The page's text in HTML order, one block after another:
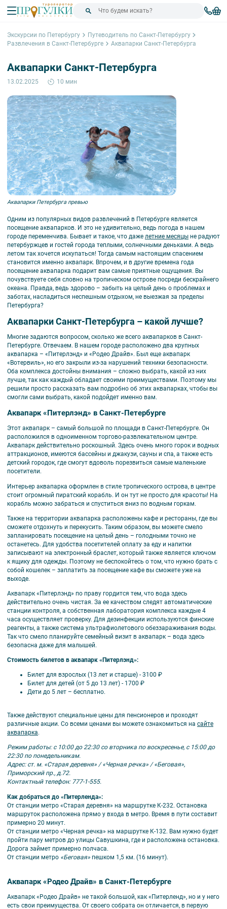
Экскурсии по Петербургу
Путеводитель по Санкт-Петербургу
Развлечения в Санкт-Петербурге
Аквапарки Санкт-Петербурга
Аквапарки Санкт-Петербурга
13.02.2025 10 мин
Аквапарки Петербурга превью
Одним из популярных видов развлечений в Петербурге является
посещение аквапарков. И это не удивительно, ведь погода в нашем
городе переменчива. Бывает и такое, что даже летние месяцы не радуют
петербуржцев и гостей города теплыми, солнечными деньками. А ведь
летом так хочется искупаться! Тогда самым настоящим спасением
становится именно аквапарк. Впрочем, и в другие времена года
посещение аквапарка подарит вам самые приятные ощущения. Вы
почувствуете себя словно на тропическом острове посреди бескрайнего
океана. Правда, ведь здорово – забыть на целый день о проблемах и
заботах, насладиться неспешным отдыхом, не выезжая за пределы
Петербурга?
Аквапарки Санкт-Петербурга – какой лучше?
Многие задаются вопросом, сколько же всего аквапарков в Санкт-
Петербурге. Отвечаем. В нашем городе расположено два крупных
аквапарка – «Питерлэнд» и «Родео Драйв». Был еще аквапарк
«Вотервиль», но его закрыли из-за нарушений техники безопасности.
Оба комплекса достойны внимания – сложно выбрать, какой из них
лучше, так как каждый обладает своими преимуществами. Поэтому мы
решили просто рассказать вам подробно об этих аквапарках, чтобы вы
смогли сами выбрать, какой подойдет именно вам.
Аквапарк «Питерлэнд» в Санкт-Петербурге
Этот аквапарк – самый большой по площади в Санкт-Петербурге. Он
расположился в одноименном торгово-развлекательном центре.
Аквапарк действительно роскошный. Здесь очень много горок и водных
аттракционов, имеются бассейны и джакузи, сауны и спа, а также есть
детский городок, где смогут вдоволь порезвиться самые маленькие
посетители.
Интерьер аквапарка оформлен в стиле тропического острова, в центре
стоит огромный пиратский корабль. И он тут не просто для красоты! На
корабль можно забраться и спуститься вниз по водным горкам.
Также на территории аквапарка расположены кафе и рестораны, где вы
сможете отдохнуть и перекусить. Таким образом, вы можете смело
запланировать посещение на целый день – голодными точно не
останетесь. Для удобства посетителей оплату за еду и напитки
записывают на электронный браслет, который также является ключом
к ящику для одежды. Поэтому не беспокойтесь о том, что нужно брать с
собой кошелек – заплатить за посещение кафе вы сможете уже на
выходе.
Аквапарк «Питерлэнд» по праву гордится тем, что вода здесь
действительно очень чистая. За ее качеством следят автоматические
станции контроля, а собственная лаборатория комплекса каждые 4
часа осуществляет проверку. Для дезинфекции используются финские
реагенты, а также система ультрафиолетового обеззараживания воды.
Так что смело планируйте семейный визит в аквапарк – вода здесь
безопасна даже для малышей.
Стоимость билетов в аквапарк «Питерлэнд»:
Билет для взрослых (13 лет и старше) - 3100 ₽
Билет для детей (от 5 до 13 лет) - 1700 ₽
Дети до 5 лет – бесплатно.
Также действуют специальные цены для пенсионеров и проходят
различные акции. Со всеми ценами вы можете ознакомиться на сайте
аквапарка.
Режим работы: с 10:00 до 22:30 со вторника по воскресенье, с 15:00 до
22:30 по понедельникам.
Адрес: ст. м. «Старая деревня» / «Черная речка» / «Беговая»,
Приморский пр., д.72.
Контактный телефон: 777-1-555.
Как добраться до «Питерленда»:
От станции метро «Старая деревня» на маршрутке К-232. Остановка
маршруток расположена прямо у входа в метро. Время в пути составит
примерно 20 минут.
От станции метро «Черная речка» на маршрутке К-132. Вам нужно будет
пройти пару метров до улицы Савушкина, где и расположена остановка.
Дорога займет примерно полчаса.
От станции метро «Беговая» пешком 1,5 км. (16 минут).
Аквапарк «Родео Драйв» в Санкт-Петербурге
Аквапарк «Родео Драйв» не такой большой, как «Питерленд», но и у него
есть свои преимущества. От своего собрата он отличается, в первую